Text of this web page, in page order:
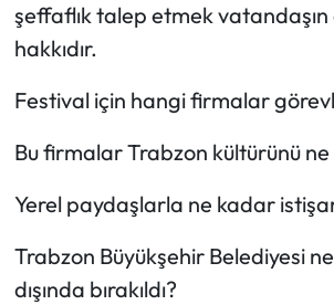
şeffaflık talep etmek
hakkıdır.
Festival için hangi firmalar
Bu firmalar Trabzon kültürünü
Yerel paydaşlarla ne kadar
Trabzon Büyükşehir Belediyesi
dışında bırakıldı?